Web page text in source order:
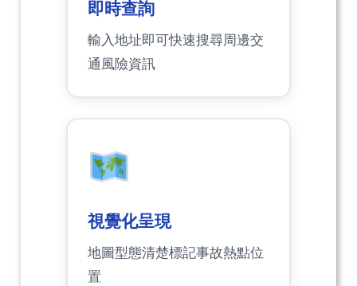
即時查詢
輸入地址即可快速搜尋周邊交
通風險資訊
視覺化呈現
地圖型態清楚標記事故熱點位
置